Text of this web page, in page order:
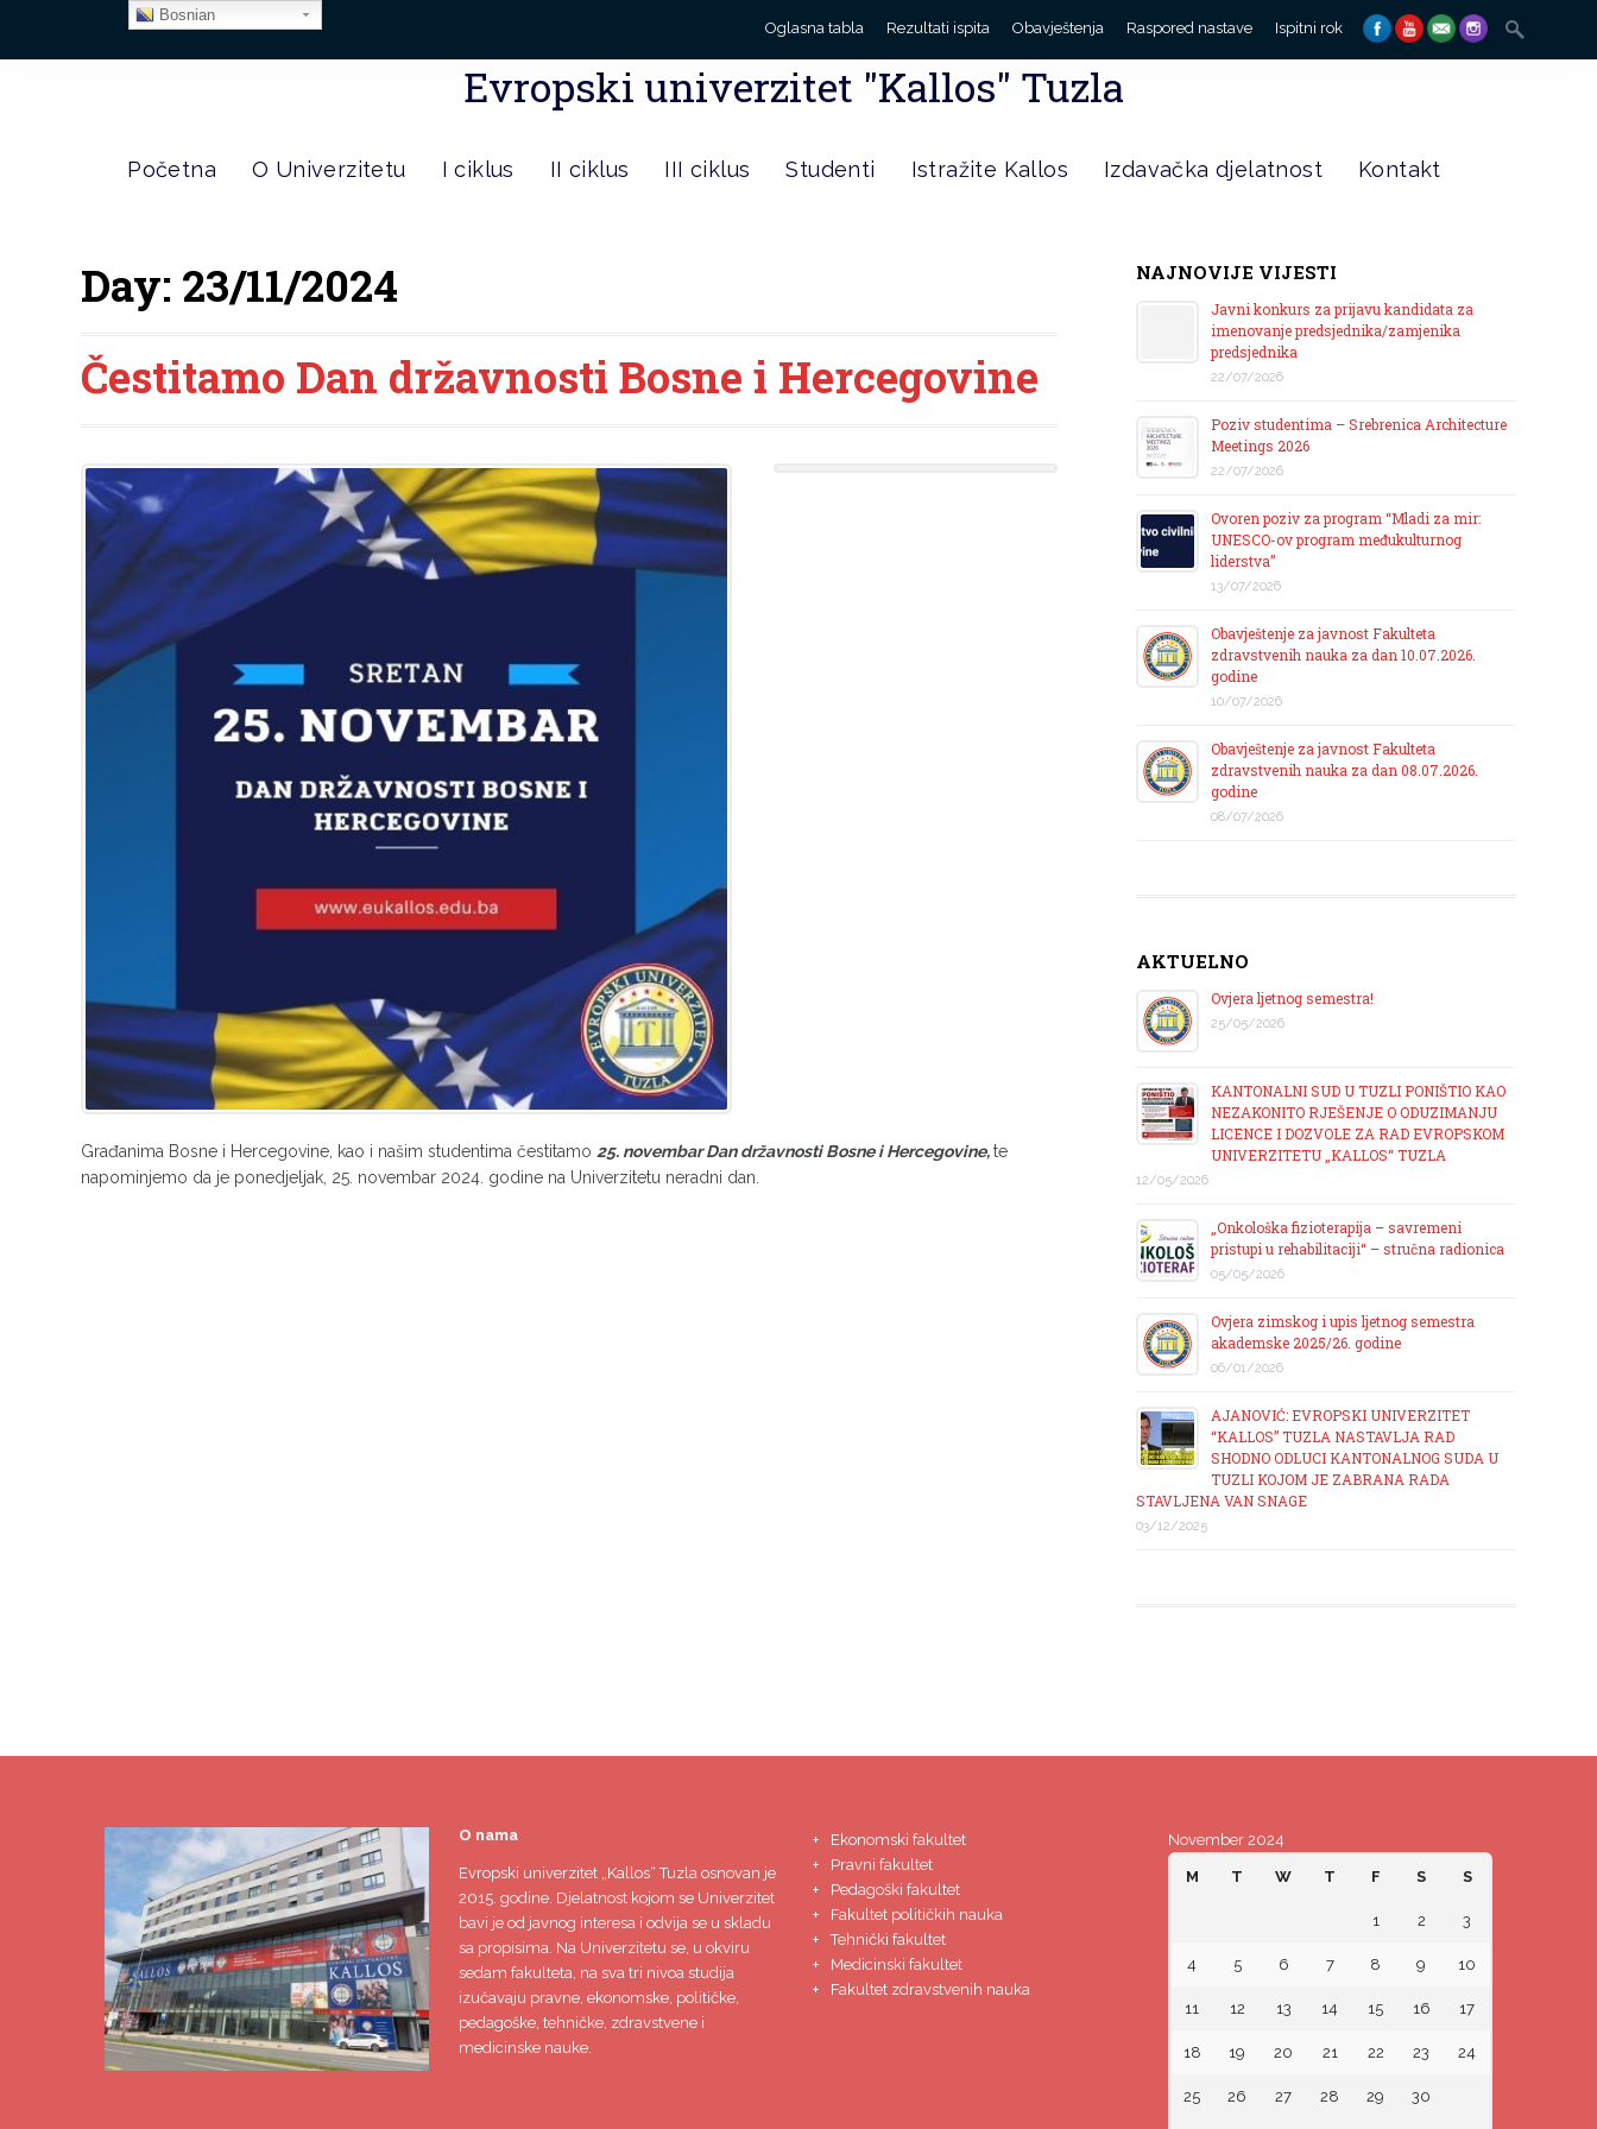
Oglasna tabla Rezultati ispita Obavještenja Raspored nastave Ispitni rok
Search
for:
Evropski univerzitet "Kallos" Tuzla
Početna O Univerzitetu I ciklus II ciklus III ciklus Studenti Istražite Kallos Izdavačka djelatnost Kontakt
Day: 23/11/2024
Čestitamo Dan državnosti Bosne i Hercegovine
Građanima Bosne i Hercegovine, kao i našim studentima čestitamo 25. novembar Dan državnosti Bosne i Hercegovine,te
napominjemo da je ponedjeljak, 25. novembar 2024. godine na Univerzitetu neradni dan.
NAJNOVIJE VIJESTI
Javni konkurs za prijavu kandidata za
imenovanje predsjednika/zamjenika
predsjednika
22/07/2026
Poziv studentima – Srebrenica Architecture
Meetings 2026
22/07/2026
Ovoren poziv za program “Mladi za mir:
UNESCO-ov program međukulturnog
liderstva”
13/07/2026
Obavještenje za javnost Fakulteta
zdravstvenih nauka za dan 10.07.2026.
godine
10/07/2026
Obavještenje za javnost Fakulteta
zdravstvenih nauka za dan 08.07.2026.
godine
08/07/2026
AKTUELNO
Ovjera ljetnog semestra!
25/05/2026
KANTONALNI SUD U TUZLI PONIŠTIO KAO
NEZAKONITO RJEŠENJE O ODUZIMANJU
LICENCE I DOZVOLE ZA RAD EVROPSKOM
UNIVERZITETU „KALLOS“ TUZLA
12/05/2026
„Onkološka fizioterapija – savremeni
pristupi u rehabilitaciji“ – stručna radionica
05/05/2026
Ovjera zimskog i upis ljetnog semestra
akademske 2025/26. godine
06/01/2026
AJANOVIĆ: EVROPSKI UNIVERZITET
“KALLOS” TUZLA NASTAVLJA RAD
SHODNO ODLUCI KANTONALNOG SUDA U
TUZLI KOJOM JE ZABRANA RADA
STAVLJENA VAN SNAGE
03/12/2025
O nama
Evropski univerzitet „Kallos“ Tuzlaosnovan je
2015. godine. Djelatnost kojom se Univerzitet
bavi je od javnog interesa i odvija se u skladu
sa propisima. Na Univerzitetu se, u okviru
sedam fakulteta, na sva tri nivoa studija
izučavaju pravne, ekonomske, političke,
pedagoške, tehničke, zdravstvene i
medicinske nauke.
Ekonomski fakultet
Pravni fakultet
Pedagoški fakultet
Fakultet političkih nauka
Tehnički fakultet
Medicinski fakultet
Fakultet zdravstvenih nauka
November 2024
M T W T F S S
1 2 3
4 5 6 7 8 9 10
11 12 13 14 15 16 17
18 19 20 21 22 23 24
25 26 27 28 29 30
Bosnian